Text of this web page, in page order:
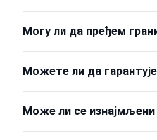
Могу ли да пређем
Можете ли да
Може ли се изнајмљени